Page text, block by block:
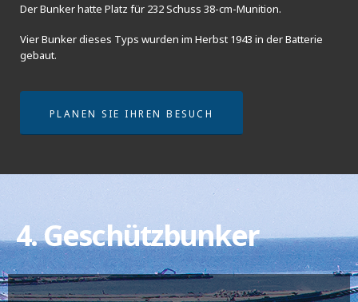
Der Bunker hatte Platz für 232 Schuss 38-cm-Munition.
Vier Bunker dieses Typs wurden im Herbst 1943 in der Batterie
gebaut.
PLANEN SIE IHREN BESUCH
4. Geschützbunker